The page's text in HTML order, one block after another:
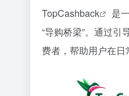
TopCashback
是
“导购桥梁”。通过
费者，帮助用户在日